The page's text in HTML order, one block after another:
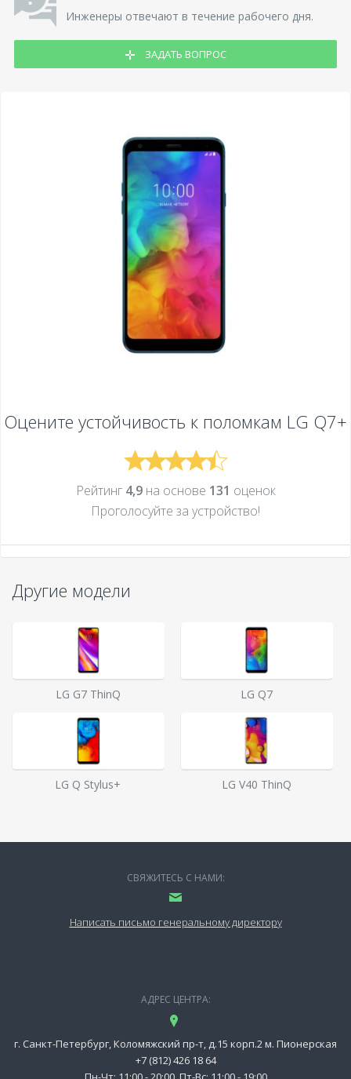
Инженеры отвечают в течение рабочего дня.
ЗАДАТЬ ВОПРОС
Оцените устойчивость к поломкам LG Q7+
Рейтинг 4,9на основе 131 оценок
Проголосуйте за устройcтво!
Другие модели
LG G7 ThinQ LG Q7
LG Q Stylus+ LG V40 ThinQ
СВЯЖИТЕСЬ С НАМИ:
Написать письмо генеральному директору
АДРЕС ЦЕНТРА:
г. Санкт-Петербург, Коломяжский пр-т, д.15 корп.2 м. Пионерская
+7 (812) 426 18 64